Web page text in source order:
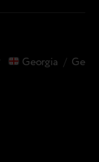
Georgia / Ge